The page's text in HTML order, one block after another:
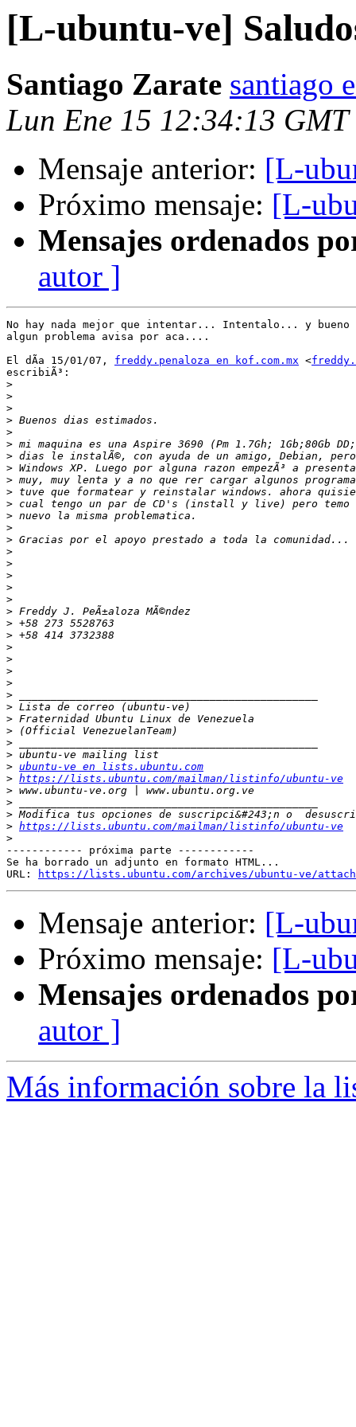
[L-ubuntu-ve]
Santiago Zarate santiago
Lun Ene 15 12:34:13 GMT
Mensaje anterior: [L-
Próximo mensaje: [L-
Mensajes ordenados
autor ]
No hay nada mejor que intentar... Intentalo... y bueno
algun problema avisa por aca....
El dÃ­a 15/01/07, freddy.penaloza en kof.com.mx <
escribiÃ³:
>
>
>
>
>
>
>
>
>
>
>
>
>
>
>
>
>
>
>
>
>
>
>
>
>
>
>
>
>
>
>
>
> ubuntu-ve en lists.ubuntu.com
> https://lists.ubuntu.com/mailman/listinfo/ubuntu-ve
>
>
>
> https://lists.ubuntu.com/mailman/listinfo/ubuntu-ve
>
------------ próxima parte ------------
Se ha borrado un adjunto en formato HTML...
URL:
https://lists.ubuntu.com/archives/ubuntu-ve/
Mensaje anterior: [L-
Próximo mensaje: [L-
Mensajes ordenados
autor ]
Más información sobre la